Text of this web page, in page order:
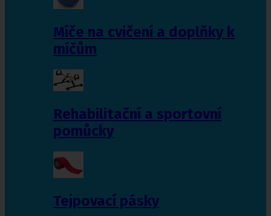
Míče na cvičení a doplňky k
míčům
Rehabilitační a sportovní
pomůcky
Tejpovací pásky